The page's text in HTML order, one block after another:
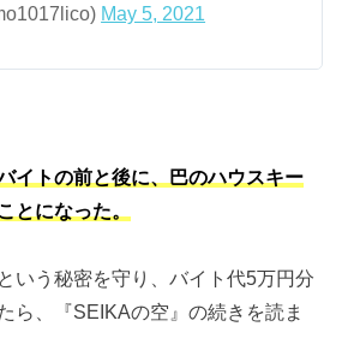
May 5, 2021
イトの前と後に、巴のハウスキー
とになった。
いう秘密を守り、バイト代5万円分
ら、『SEIKAの空』の続きを読ま